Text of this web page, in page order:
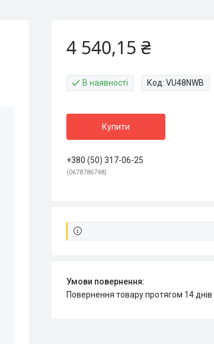
4 540,15 ₴
В наявності Код: VU48NWB
Купити
+380 (50) 317-06-25
0678786748
повернення товару протягом 14 днів